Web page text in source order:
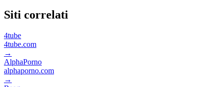
Siti correlati
4tube
4tube.com
→
AlphaPorno
alphaporno.com
→